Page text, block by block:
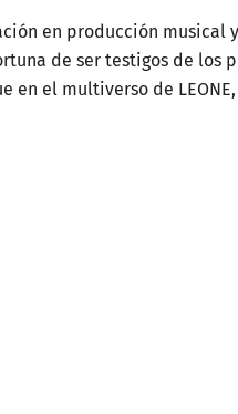
en producción musical
de ser testigos de los
en el multiverso de